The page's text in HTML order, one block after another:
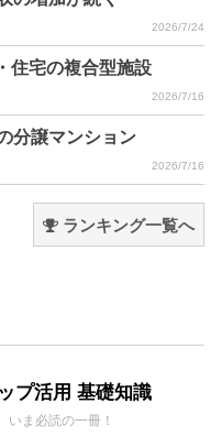
2026/7/24
住宅の複合型施設
2026/7/16
分譲マンション
2026/7/16
ランキング一覧へ
プ活用 基礎知識
いま必読の一冊！